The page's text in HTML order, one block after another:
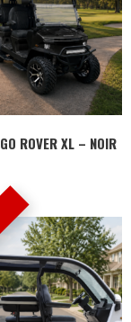
ROVER XL – NOIR